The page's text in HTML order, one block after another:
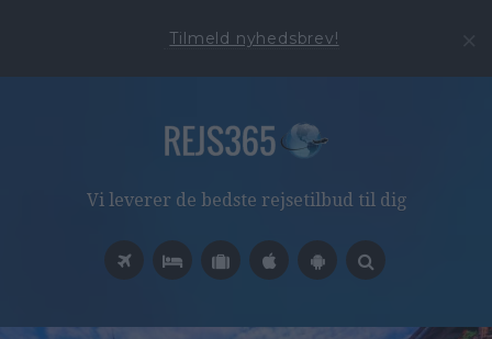
Tilmeld nyhedsbrev!
Vi leverer de bedste rejsetilbud til dig